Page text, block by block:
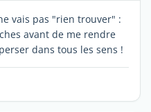
vais pas "rien trouver" :
avant de me rendre
dans tous les sens !